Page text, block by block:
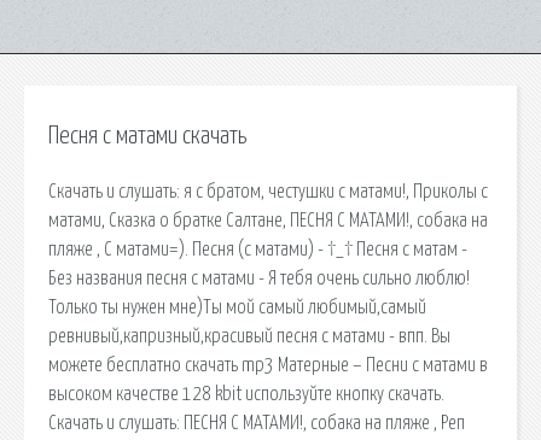
Песня с матами скачать
Скачать и слушать: я с братом, честушки с матами!, Приколы с
матами, Сказка о братке Салтане, ПЕСНЯ С МАТАМИ!, собака на
пляже , С матами=). Песня (с матами) - †_† Песня с матам -
Без названия песня с матами - Я тебя очень сильно люблю!
Только ты нужен мне)Ты мой самый любимый,самый
ревнивый,капризный,красивый песня с матами - впп. Вы
можете бесплатно скачать mp3 Матерные – Песни с матами в
высоком качестве 128 kbit используйте кнопку скачать.
Скачать и слушать: ПЕСНЯ С МАТАМИ!, собака на пляже , Реп